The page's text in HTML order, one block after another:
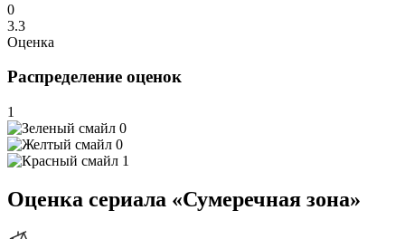
0
3.3
Оценка
Распределение оценок
1
0
0
1
Оценка сериала «Сумеречная зона»